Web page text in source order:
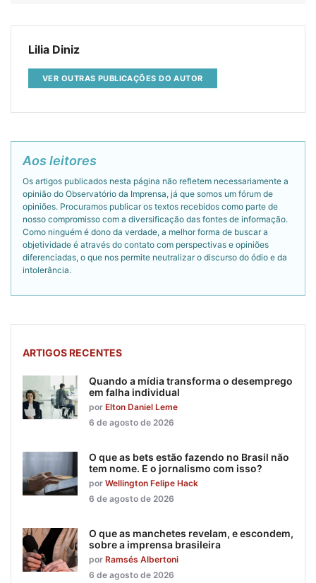
Lilia Diniz
VER OUTRAS PUBLICAÇÕES DO AUTOR
Aos leitores
Os artigos publicados nesta página não refletem necessariamente a
opinião do Observatório da Imprensa, já que somos um fórum de
opiniões. Procuramos publicar os textos recebidos como parte de
nosso compromisso com a diversificação das fontes de informação.
Como ninguém é dono da verdade, a melhor forma de buscar a
objetividade é através do contato com perspectivas e opiniões
diferenciadas, o que nos permite neutralizar o discurso do ódio e da
intolerância.
ARTIGOS RECENTES
Quando a mídia transforma o desemprego
em falha individual
por Elton Daniel Leme
6 de agosto de 2026
O que as bets estão fazendo no Brasil não
tem nome. E o jornalismo com isso?
por Wellington Felipe Hack
6 de agosto de 2026
O que as manchetes revelam, e escondem,
sobre a imprensa brasileira
por Ramsés Albertoni
6 de agosto de 2026